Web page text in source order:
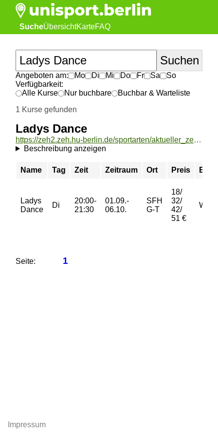
SucheÜbersichtKarteFAQ
Angeboten am: Mo Di Mi Do Fr Sa
So
Verfügbarkeit:
Alle Kurse
Nur buchbare
Buchbar & Warteliste
1 Kurse gefunden
Ladys Dance
https://zeh2.zeh.hu-berlin.de/sportarten/aktueller_zeitraum/_Ladys_Dance.html
Beschreibung anzeigen
Name Tag Zeit Zeitraum Ort Preis
Ladys
Dance
Di
20:00-
21:30
01.09.-
06.10.
SFH
G-T
18/
32/
42/
51 €
Seite: 1
Impressum